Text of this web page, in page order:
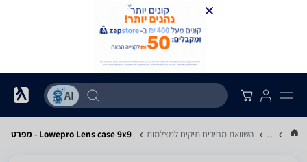
... השוואת מחירים תיקים למצלמות Lowepro Lens case 9x9 - מפרט